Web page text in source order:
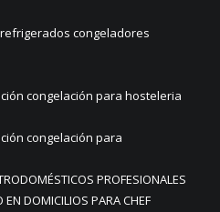
congeladores
congelación para hosteleria
congelación para
PROFESIONALES
DOMICILIOS PARA CHEF